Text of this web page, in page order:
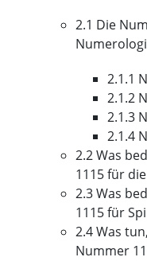
2.1 Die
2.1.1
2.1.2
2.1.3
2.1.4
2.2 Was
1115 für
2.3 Was
1115 für
2.4 Was
Nummer